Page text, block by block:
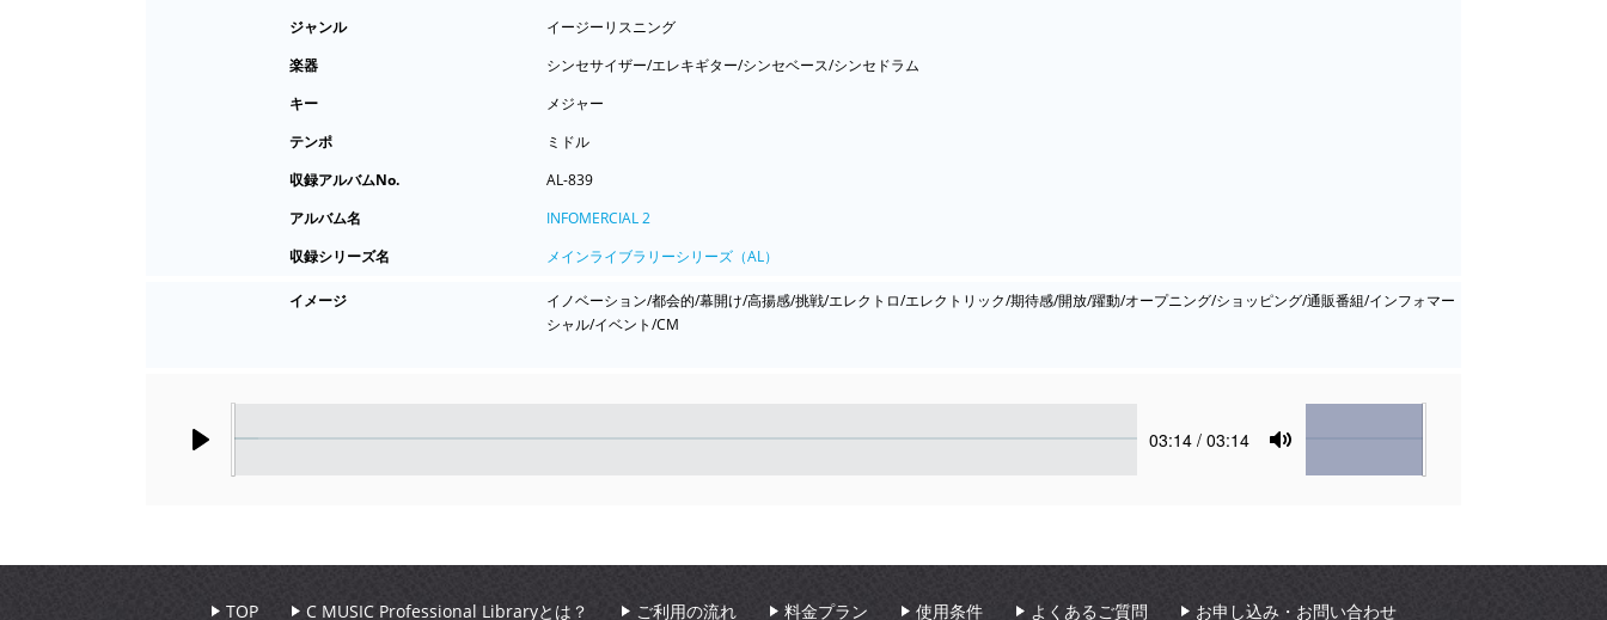
ジャンル
イージーリスニング
楽器
シンセサイザー/エレキギター/シンセベース/シンセドラム
キー
メジャー
テンポ
ミドル
収録アルバムNo.
AL-839
アルバム名
INFOMERCIAL 2
収録シリーズ名
メインライブラリーシリーズ（AL）
イメージ
イノベーション/都会的/幕開け/高揚感/挑戦/エレクトロ/エレクトリック/期待感/開放/躍動/オープニング/ショッピング/通販番組/インフォマー
シャル/イベント/CM
Current
03:14 / 03:14
Mute
Volume
TOP C MUSIC Professional Libraryとは？ ご利用の流れ 料金プラン 使用条件 よくあるご質問 お申し込み・お問い合わせ